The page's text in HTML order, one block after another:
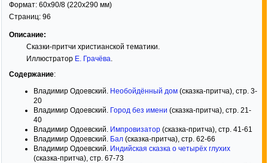
Формат: 60x90/8 (220x290 мм)
Страниц: 96
Описание:
Сказки-притчи христианской тематики.
Иллюстратор Е. Грачёва.
Содержание:
Владимир Одоевский. Необойдённый дом (сказка-притча), стр. 3-
20
Владимир Одоевский. Город без имени (сказка-притча), стр. 21-
40
Владимир Одоевский. Импровизатор (сказка-притча), стр. 41-61
Владимир Одоевский. Бал (сказка-притча), стр. 62-66
Владимир Одоевский. Индийская сказка о четырёх глухих
(сказка-притча), стр. 67-73